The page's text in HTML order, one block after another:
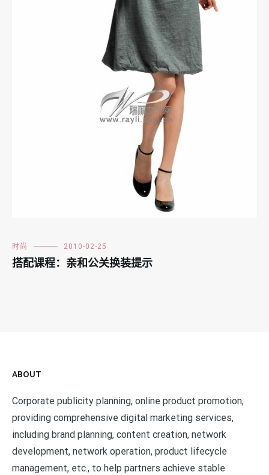
时尚 2010-02-25
搭配课程：亲和公关换装提示
ABOUT
Corporate publicity planning, online product promotion,
providing comprehensive digital marketing services,
including brand planning, content creation, network
development, network operation, product lifecycle
management, etc., to help partners achieve stable